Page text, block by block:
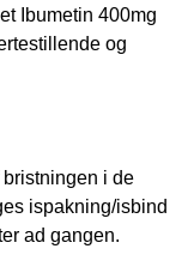
Ibumetin 400mg
og
i de
ispakning/isbind
ad gangen.